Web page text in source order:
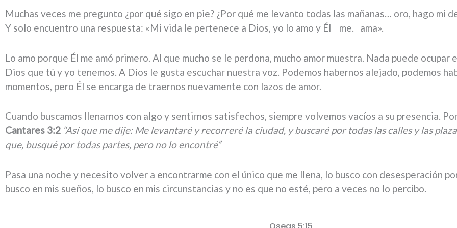
Muchas veces me pregunto ¿por qué sigo en pie? ¿Por qué me levanto todas las mañanas… oro, hago mi
Y solo encuentro una respuesta: «Mi vida le pertenece a Dios, yo lo amo y Él me. ama».
Lo amo porque Él me amó primero. Al que mucho se le perdona, mucho amor muestra. Nada puede ocupar
Dios que tú y yo tenemos. A Dios le gusta escuchar nuestra voz. Podemos habernos alejado, podemos
momentos, pero Él se encarga de traernos nuevamente con lazos de amor.
Cuando buscamos llenarnos con algo y sentirnos satisfechos, siempre volvemos vacíos a su presencia.
Cantares 3:2 “Así que me dije: Me levantaré y recorreré la ciudad, y buscaré por todas las calles y las
que, busqué por todas partes, pero no lo encontré”
Pasa una noche y necesito volver a encontrarme con el único que me llena, lo busco con desesperación
busco en mis sueños, lo busco en mis circunstancias y no es que no esté, pero a veces no lo percibo.